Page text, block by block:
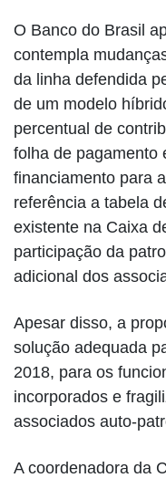
O Banco do Brasil
contempla
da linha defendida
de um modelo
percentual de
folha de pagamento
financiamento para
referência a tabela
existente na Caixa
participação da
adicional dos
Apesar disso, a
solução adequada
2018, para os
incorporados e
associados auto-
A coordenadora da